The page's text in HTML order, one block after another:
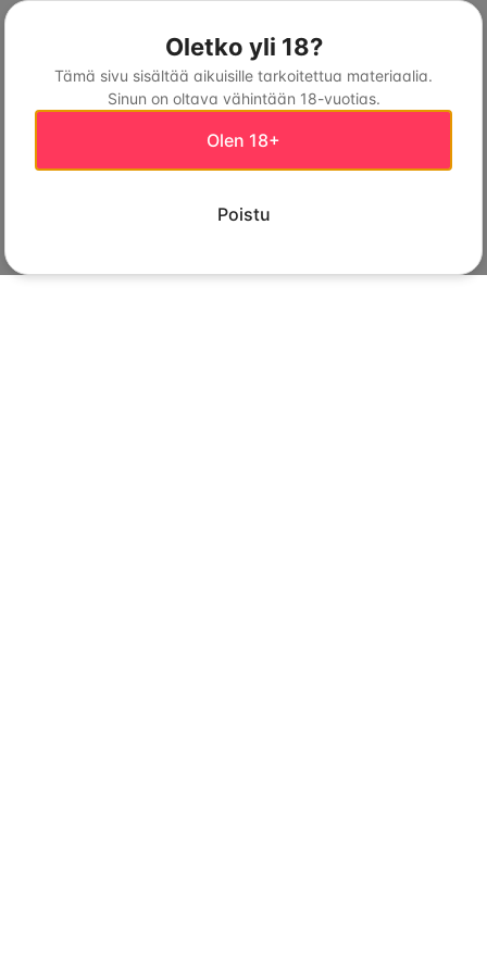
Oletko yli 18?
Tämä sivu sisältää aikuisille tarkoitettua materiaalia.
Sinun on oltava vähintään 18-vuotias.
Olen 18+
Poistu